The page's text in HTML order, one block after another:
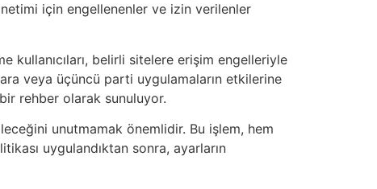
için engellenenler ve izin verilenler
kullanıcıları, belirli sitelere erişim engelleriyle
veya üçüncü parti uygulamaların etkilerine
rehber olarak sunuluyor.
unutmamak önemlidir. Bu işlem, hem
uygulandıktan sonra, ayarların